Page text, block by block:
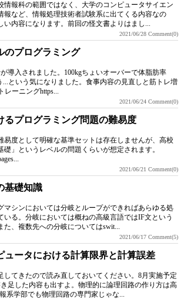
情報科の範囲ではなく、大学のコンピュータサイエン
報など、情報処理技術者試験系に出てくる内容なの
い内容になります。前回の怪文書よりはまし...
2021/06/28 Comment(0)
のプログラミング
導入されました。100kgちょいオーバーで体脂肪率
...という気になりました。食事内容の見直しと筋トレ増
レーニングhttps...
2021/06/24 Comment(0)
るプログラミング問題の難易度
易度として明確な基準セットは存在しませんが、高校
」というレベルの問題くらいが想定されます。
2021/06/21 Comment(0)
基礎知識
マシンにおいては分岐とループができればあらゆる処
いる。分岐においては概ねの高級言語ではIF文という
た、複数先への分岐についてはswit...
2021/06/17 Comment(5)
ュータにおける計算限界と計算誤差
してきたので読み直しておいてください。8月実施予定
足した内容も出すよ。物理的に論理回路の作り方は高
系学部でも物理回路の専門家じゃな...